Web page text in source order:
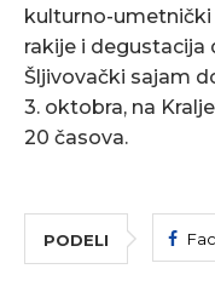
kulturno-umetnički
rakije i degustacija
Šljivovački sajam
3. oktobra, na
20 časova.
PODELI